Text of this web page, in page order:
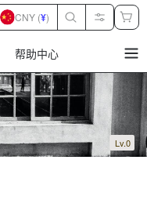
帮助中心
CNY (¥)
Lv.0